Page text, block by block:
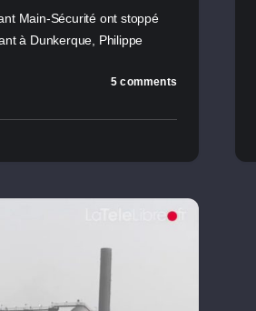
Main-Sécurité ont stoppé
à Dunkerque, Philippe
5 comments